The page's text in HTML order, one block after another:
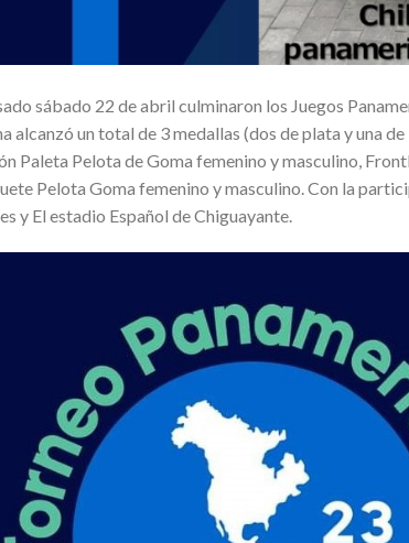
sábado 22 de abril culminaron los Juegos
alcanzó un total de 3 medallas (dos de plata y una
Paleta Pelota de Goma femenino y masculino,
Pelota Goma femenino y masculino. Con la
y El estadio Español de Chiguayante.